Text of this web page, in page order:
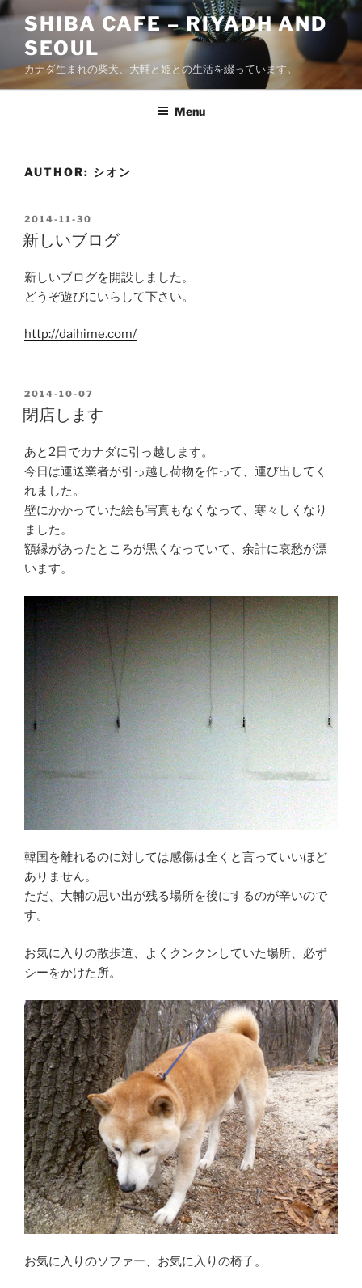
Skip
content
SHIBA CAFE – RIYADH AND
SEOUL
カナダ生まれの柴犬、大輔と姫との生活を綴っています。
Menu
AUTHOR: シオン
POSTED
ON
2014-11-30
新しいブログ
新しいブログを開設しました。
どうぞ遊びにいらして下さい。
http://daihime.com/
POSTED
ON
2014-10-07
閉店します
あと2日でカナダに引っ越します。
今日は運送業者が引っ越し荷物を作って、運び出してく
れました。
壁にかかっていた絵も写真もなくなって、寒々しくなり
ました。
額縁があったところが黒くなっていて、余計に哀愁が漂
います。
韓国を離れるのに対しては感傷は全くと言っていいほど
ありません。
ただ、大輔の思い出が残る場所を後にするのが辛いので
す。
お気に入りの散歩道、よくクンクンしていた場所、必ず
シーをかけた所。
お気に入りのソファー、お気に入りの椅子。